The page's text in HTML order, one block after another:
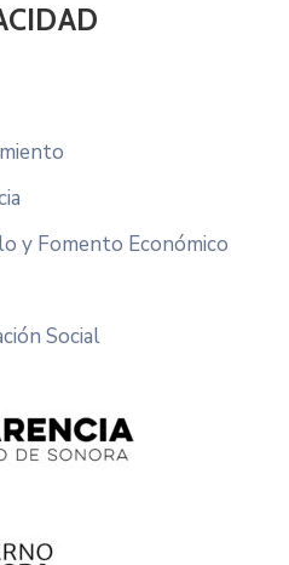
y Fomento Económico
Social